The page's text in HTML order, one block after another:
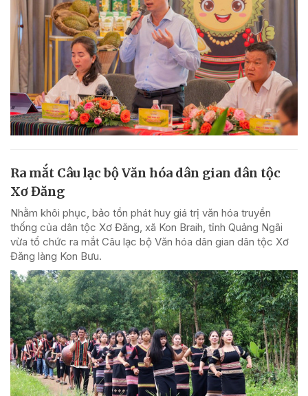
Ra mắt Câu lạc bộ Văn hóa dân gian dân tộc
Xơ Đăng
Nhằm khôi phục, bảo tồn phát huy giá trị văn hóa truyền
thống của dân tộc Xơ Đăng, xã Kon Braih, tỉnh Quảng Ngãi
vừa tổ chức ra mắt Câu lạc bộ Văn hóa dân gian dân tộc Xơ
Đăng làng Kon Bưu.